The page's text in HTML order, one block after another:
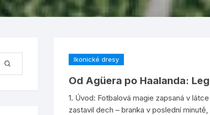
Ikonické dresy
Od Agüera po Haalanda:
1. Úvod: Fotbalová magie zapsaná v
zastavil dech – branka v poslední